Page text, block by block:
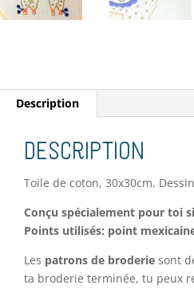
Description
Description
Toile de coton, 30x30cm.
Conçu spécialement pour toi
Points utilisés: point
Les patrons de broderie sont
ta broderie terminée, tu peux